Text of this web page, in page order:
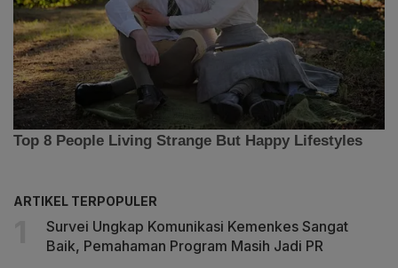
ARTIKEL TERPOPULER
Survei Ungkap Komunikasi Kemenkes Sangat
Baik, Pemahaman Program Masih Jadi PR